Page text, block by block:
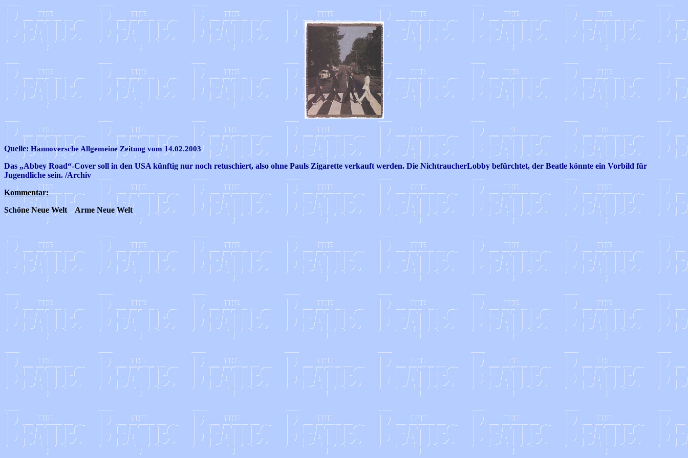
Quelle: Hannoversche Allgemeine Zeitung vom 14.02.2003
Das „Abbey Road“-Cover soll in den USA künftig nur noch retuschiert, also ohne Pauls Zigarette verkauft werden. Die Nichtraucher­Lobby befürchtet, der Beatle könnte ein Vorbild für
Jugendliche sein. /Archiv
Kommentar:
Schöne Neue Welt
Arme Neue Welt